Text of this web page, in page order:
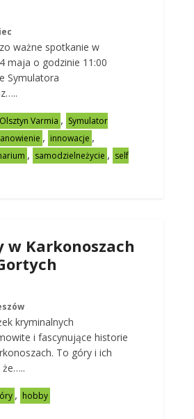
ważne spotkanie w
maja o godzinie 11:00
Symulatora
Varmia , Symulator
, innowacje ,
, samodzielneżycie , self
w Karkonoszach
kryminalnych
i fascynujące historie
To góry i ich
, hobby